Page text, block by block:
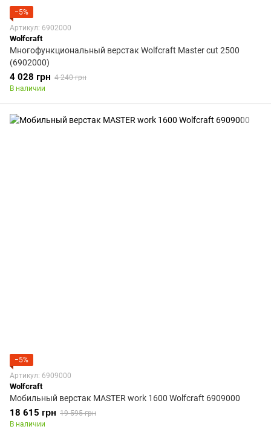
−5%
Артикул: 6902000
Wolfcraft
Многофункциональный верстак Wolfcraft Master cut 2500
(6902000)
4 028 грн 4 240 грн
В наличии
−5%
Артикул: 6909000
Wolfcraft
Мобильный верстак MASTER work 1600 Wolfcraft 6909000
18 615 грн 19 595 грн
В наличии